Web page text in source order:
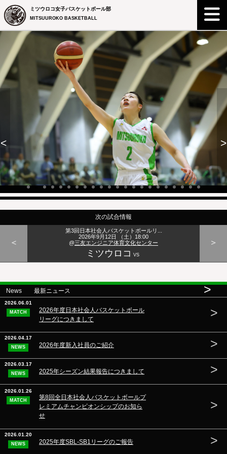
ミツウロコ女子バスケットボール部
MITSUUROKO BASKETBALL
< >
次の試合情報
＜
第3回日本社会人バスケットボールリ...
2026年9月12日 （土）18:00
@三友エンジニア体育文化センター
ミツウロコ VS
＞
News 最新ニュース >
2026.06.01
MATCH
2026年度日本社会人バスケットボール
リーグにつきまして
>
2026.04.17
NEWS 2026年度新入社員のご紹介 >
2026.03.17
NEWS 2025年シーズン結果報告につきまして >
2026.01.26
MATCH
第8回全日本社会人バスケットボールプ
レミアムチャンピオンシップのお知ら
せ
>
2026.01.20
NEWS 2025年度SBL-SB1リーグのご報告 >